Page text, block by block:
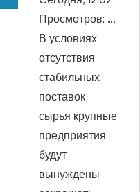
Просмотров: …
В условиях
отсутствия
стабильных
поставок
сырья крупные
предприятия
будут
вынуждены